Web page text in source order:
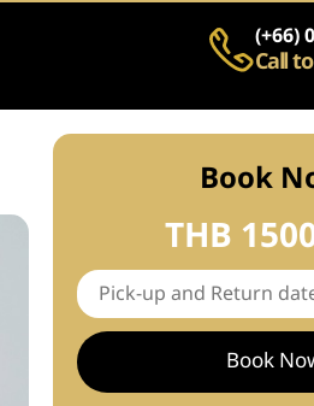
(+66)
Call
Book
THB
Book